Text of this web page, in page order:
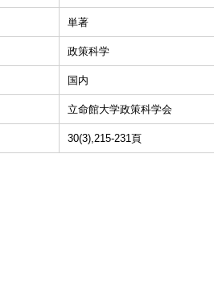
単著
政策科学
国内
立命館大学政策科学会
30(3),215-231頁